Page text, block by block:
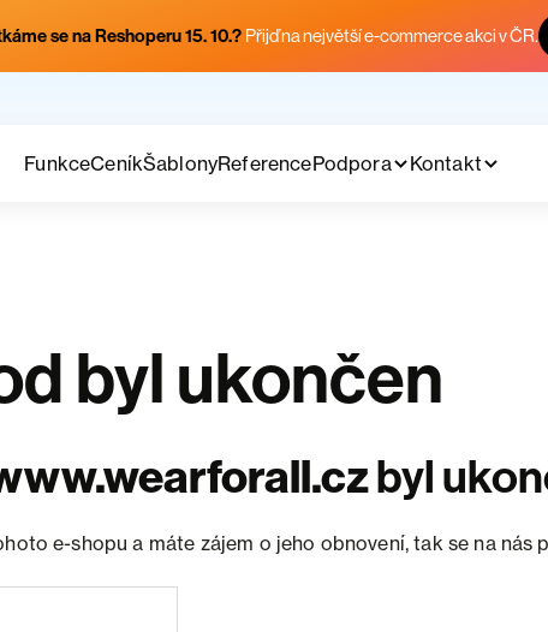
se na Reshoperu 15. 10.? Přijď na největší e-commerce akci v ČR.
FunkceCeníkŠablonyReferencePodpora Kontakt
byl ukončen
byl
e-shopu a máte zájem o jeho obnovení, tak se na nás